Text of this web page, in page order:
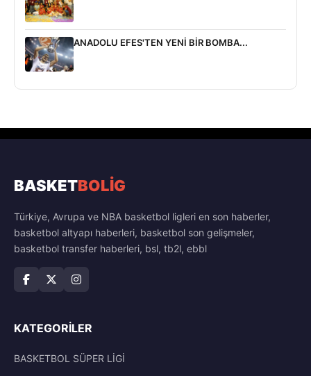
ANADOLU EFES'TEN YENİ BİR BOMBA...
BASKETBOLİG
Türkiye, Avrupa ve NBA basketbol ligleri en son haberler,
basketbol altyapı haberleri, basketbol son gelişmeler,
basketbol transfer haberleri, bsl, tb2l, ebbl
KATEGORILER
BASKETBOL SÜPER LİGİ